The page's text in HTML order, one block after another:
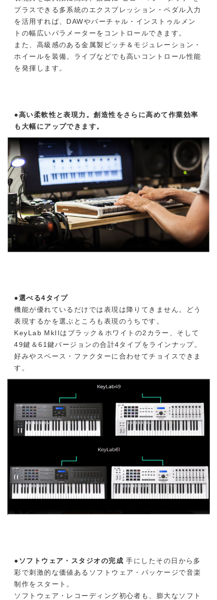
プラスできる多系統のエクスプレッション・ペダル入力
を活用すれば、DAWやバーチャル・インストゥルメン
トの幅広いパラメーターをコントロールできます。
また、高級感のある金属製ピッチ＆モジュレーション・
ホイールを装備。ライブなどでも高いコントロール性能
を発揮します。
●高い柔軟性と表現力。創造性をさらに高めて作業効率
も大幅にアップできます。
●選べる4タイプ
機能が優れているだけでは表現は降りてきません。どう
表現するかを選ぶところも表現のうちです。
KeyLab MkIIはブラック＆ホワイトの2カラー、そして
49鍵＆61鍵バージョンの合計4タイプをラインナップ。
好みやスペース・ファクターに合わせてチョイスできま
す。
●ソフトウェア・スタジオの完成 手にしたその日から多
彩で刺激的な価値あるソフトウェア・パッケージで音楽
制作をスタート。
ソフトウェア・レコーディング初心者も、膨大なソフト